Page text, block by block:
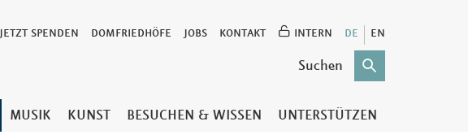
JETZT SPENDEN DOMFRIEDHÖFE JOBS KONTAKT INTERN DE EN
MUSIK KUNST BESUCHEN & WISSEN UNTERSTÜTZEN